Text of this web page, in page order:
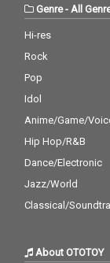
Genre- All
Hi-res
Rock
Pop
Idol
Anime/Game/
Hip Hop/R&B
Dance/Electronic
Jazz/World
Classical/
About OTOTOY